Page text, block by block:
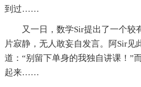
到过……
又一日，数学Sir提出了一个较
片寂静，无人敢妄自发言。阿Sir见
道：“别留下单身的我独自讲课！”
起来……